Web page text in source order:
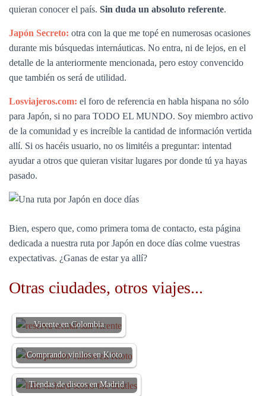
quieran conocer el país. Sin duda un absoluto referente.
Japón Secreto: otra con la que me topé en numerosas ocasiones
durante mis búsquedas internáuticas. No entra, ni de lejos, en el
detalle de la anteriormente mencionada, pero estoy convencido
que también os será de utilidad.
Losviajeros.com: el foro de referencia en habla hispana no sólo
para Japón, si no para TODO EL MUNDO. Soy miembro activo
de la comunidad y es increíble la cantidad de información vertida
allí. Si os hacéis usuario, no os limitéis a preguntar: intentad
ayudar a otros que quieran visitar lugares por donde tú ya hayas
pasado.
Bien, espero que, como primera toma de contacto, esta página
dedicada a nuestra ruta por Japón en doce días colme vuestras
expectativas. ¿Ganas de estar ya allí?
Otras ciudades, otros viajes...
Vicente en Colombia
Comprando vinilos en Kioto
Tiendas de discos en Madrid